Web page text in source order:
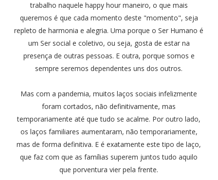
trabalho naquele happy hour maneiro, o que mais
queremos é que cada momento deste "momento", seja
repleto de harmonia e alegria. Uma porque o Ser Humano é
um Ser social e coletivo, ou seja, gosta de estar na
presença de outras pessoas. E outra, porque somos e
sempre seremos dependentes uns dos outros.
Mas com a pandemia, muitos laços sociais infelizmente
foram cortados, não definitivamente, mas
temporariamente até que tudo se acalme. Por outro lado,
os laços familiares aumentaram, não temporariamente,
mas de forma definitiva. E é exatamente este tipo de laço,
que faz com que as famílias superem juntos tudo aquilo
que porventura vier pela frente.